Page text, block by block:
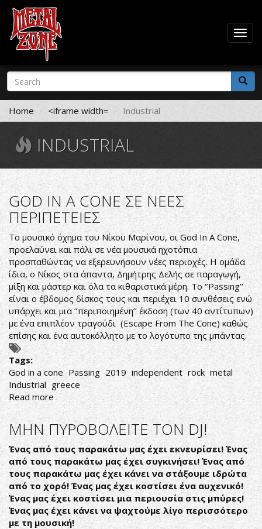
Skip
main
content
Search
form
Search
Home <iframe width= Industrial
INDUSTRIAL
GOD IN A CONE ΣΕ ΝΕΕΣ
ΠΕΡΙΠΕΤΕΙΕΣ
Το μουσικό όχημα του Νίκου Μαρίνου, οι God In A Cone,
προελαύνει και πάλι σε νέα μουσικά ηχοτόπια
προσπαθώντας να εξερευνήσουν νέες περιοχές. Η ομάδα
ίδια, ο Νίκος στα άπαντα, Δημήτρης Δελής σε παραγωγή,
μίξη και μάστερ και όλα τα κιθαριστικά μέρη. Το ‘’Passing’’
είναι ο έβδομος δίσκος τους και περιέχει 10 συνθέσεις ενώ
υπάρχει και μια ‘’περιποιημένη’’ έκδοση (των 40 αντίτυπων)
με ένα επιπλέον τραγούδι (Escape From The Cone) καθώς
επίσης και ένα αυτοκόλλητο με το λογότυπο της μπάντας.
Tags:
God in a cone Passing 2019 independent rock metal
Industrial greece
Read more about
GOD
IN
A
CONE
ΣΕ
ΝΕΕΣ
ΠΕΡΙΠΕΤΕΙΕΣ
ΜΗΝ ΠΥΡΟΒΟΛΕΙΤΕ ΤΟΝ DJ!
Ένας από τους παρακάτω μας έχει εκνευρίσει! Ένας
από τους παρακάτω μας έχει συγκινήσει! Ένας από
τους παρακάτω μας έχει κάνει να στάξουμε ιδρώτα
από το χορό! Ένας μας έχει κοστίσει ένα αυχενικό!
Ένας μας έχει κοστίσει μια περιουσία στις μπύρες!
Ένας μας έχει κάνει να ψαχτούμε λίγο περισσότερο
με τη μουσική!